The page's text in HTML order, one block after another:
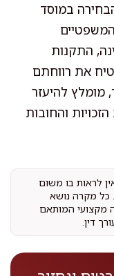
במוסד
התקנות
את רווחתם
מומלץ להיעזר
והחובות
לראות בו משום
כל מקרה נושא
מקצועי המותאם
דין.